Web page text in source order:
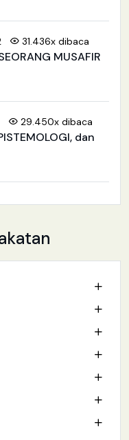
31.436x dibaca
MUSAFIR
29.450x dibaca
dan